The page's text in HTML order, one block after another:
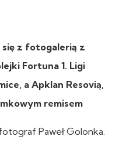
się z fotogalerią z
Fortuna 1. Ligi
a Apklan Resovią,
remisem
Paweł Golonka.